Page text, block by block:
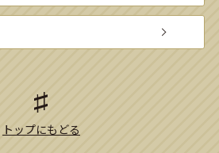
トップにもどる